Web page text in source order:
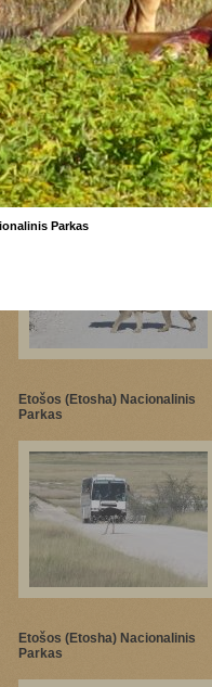
Etošos (Etosha) Nacionalinis
Parkas
Etošos (Etosha) Nacionalinis
Parkas
Etošos (Etosha) Nacionalinis
Parkas
Parkas